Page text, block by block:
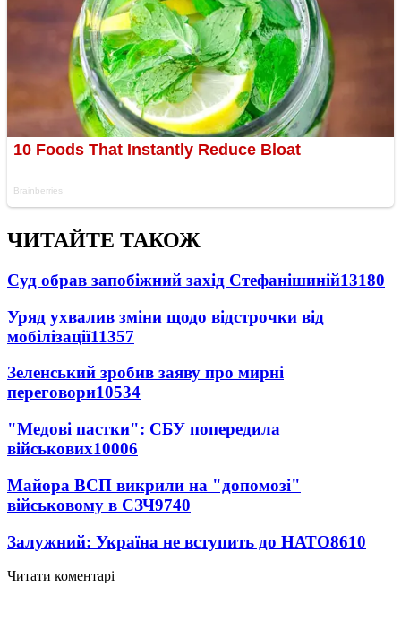
ЧИТАЙТЕ ТАКОЖ
Суд обрав запобіжний захід Стефанішиній13180
Уряд ухвалив зміни щодо відстрочки від
мобілізації11357
Зеленський зробив заяву про мирні
переговори10534
"Медові пастки": СБУ попередила
військових10006
Майора ВСП викрили на "допомозі"
військовому в СЗЧ9740
Залужний: Україна не вступить до НАТО8610
Читати коментарі